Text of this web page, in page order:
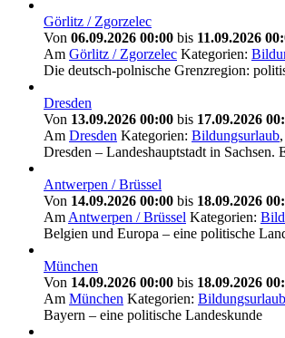
Görlitz / Zgorzelec
Von 06.09.2026 00:00 bis 11.09.2026
Am Görlitz / Zgorzelec Kategorien:
Die deutsch-polnische Grenzregion:
Dresden
Von 13.09.2026 00:00 bis 17.09.2026
Am Dresden Kategorien: Bildungsurlaub,
Dresden – Landeshauptstadt in
Antwerpen / Brüssel
Von 14.09.2026 00:00 bis 18.09.2026
Am Antwerpen / Brüssel Kategorien:
Belgien und Europa – eine politische
München
Von 14.09.2026 00:00 bis 18.09.2026
Am München Kategorien: Bildungsurlaub
Bayern – eine politische Landeskunde